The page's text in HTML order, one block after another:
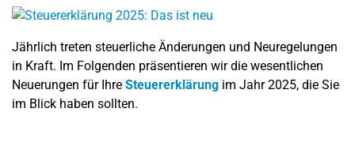
Jährlich treten steuerliche Änderungen und Neuregelungen
in Kraft. Im Folgenden präsentieren wir die wesentlichen
Neuerungen für Ihre Steuererklärung im Jahr 2025, die Sie
im Blick haben sollten.